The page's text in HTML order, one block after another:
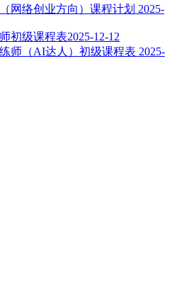
网络创业方向）课程计划 2025-
初级课程表​2025-12-12
师（AI达人）初级课程表 2025-